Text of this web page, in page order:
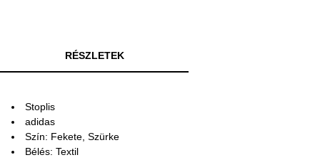
RÉSZLETEK
Stoplis
adidas
Szín: Fekete, Szürke
Bélés: Textil